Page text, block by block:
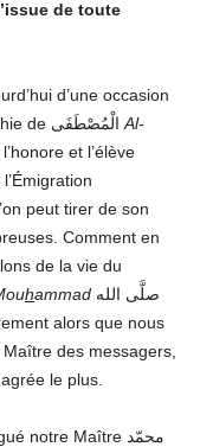
de toute
d’une occasion
Al-
et l’élève
peut tirer de son
de la vie du
hammad
des messagers,
le plus.
Ainsi chers frères de foi, Dieu a distingué notre Maître محمّد